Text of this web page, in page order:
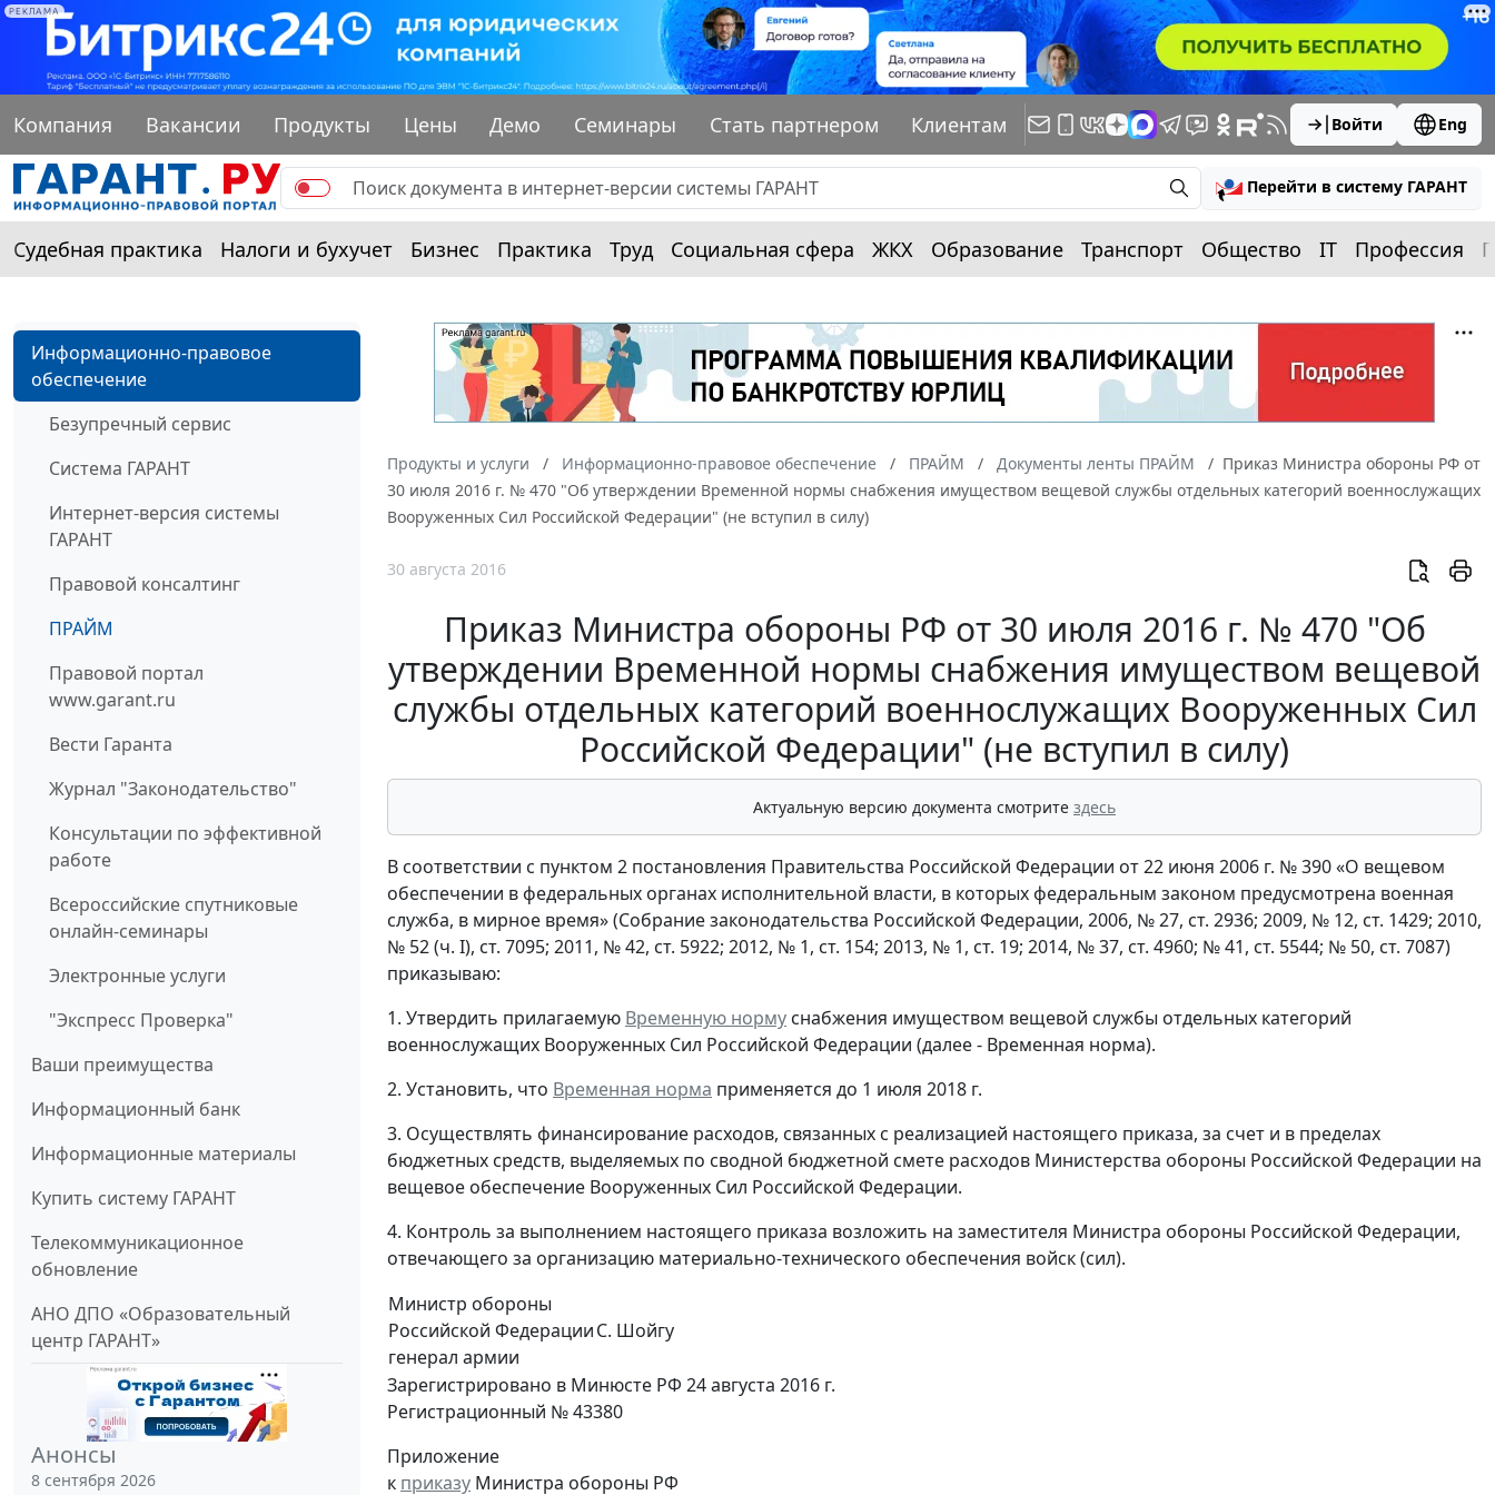
РЕКЛАМА
Компания Вакансии Продукты Цены Демо Семинары Стать партнером Клиентам Войти Eng
Перейти в систему ГАРАНТ
Судебная практика Налоги и бухучет Бизнес Практика Труд Социальная сфера ЖКХ Образование Транспорт Общество IT Профессия
Информационно-правовое
обеспечение
Безупречный сервис
Система ГАРАНТ
Интернет-версия системы
ГАРАНТ
Правовой консалтинг
ПРАЙМ
Правовой портал
www.garant.ru
Вести Гаранта
Журнал "Законодательство"
Консультации по эффективной
работе
Всероссийские спутниковые
онлайн-семинары
Электронные услуги
"Экспресс Проверка"
Ваши преимущества
Информационный банк
Информационные материалы
Купить систему ГАРАНТ
Телекоммуникационное
обновление
АНО ДПО «Образовательный
центр ГАРАНТ»
Анонсы
8 сентября 2026
Продукты и услуги Информационно-правовое обеспечение ПРАЙМ Документы ленты ПРАЙМ
Приказ Министра обороны РФ от
30 июля 2016 г. № 470 "Об утверждении Временной нормы снабжения имуществом вещевой службы отдельных категорий военнослужащих
Вооруженных Сил Российской Федерации" (не вступил в силу)
30 августа 2016
Приказ Министра обороны РФ от 30 июля 2016 г. № 470 "Об
утверждении Временной нормы снабжения имуществом вещевой
службы отдельных категорий военнослужащих Вооруженных Сил
Российской Федерации" (не вступил в силу)
Актуальную версию документа смотрите здесь
В соответствии с пунктом 2 постановления Правительства Российской Федерации от 22 июня 2006 г. № 390 «О вещевом
обеспечении в федеральных органах исполнительной власти, в которых федеральным законом предусмотрена военная
служба, в мирное время» (Собрание законодательства Российской Федерации, 2006, № 27, ст. 2936; 2009, № 12, ст. 1429; 2010,
№ 52 (ч. I), ст. 7095; 2011, № 42, ст. 5922; 2012, № 1, ст. 154; 2013, № 1, ст. 19; 2014, № 37, ст. 4960; № 41, ст. 5544; № 50, ст. 7087)
приказываю:
1. Утвердить прилагаемую Временную норму снабжения имуществом вещевой службы отдельных категорий
военнослужащих Вооруженных Сил Российской Федерации (далее - Временная норма).
2. Установить, что Временная норма применяется до 1 июля 2018 г.
3. Осуществлять финансирование расходов, связанных с реализацией настоящего приказа, за счет и в пределах
бюджетных средств, выделяемых по сводной бюджетной смете расходов Министерства обороны Российской Федерации на
вещевое обеспечение Вооруженных Сил Российской Федерации.
4. Контроль за выполнением настоящего приказа возложить на заместителя Министра обороны Российской Федерации,
отвечающего за организацию материально-технического обеспечения войск (сил).
Министр обороны
Российской Федерации
генерал армии
С. Шойгу
Зарегистрировано в Минюсте РФ 24 августа 2016 г.
Регистрационный № 43380
Приложение
к приказу Министра обороны РФ